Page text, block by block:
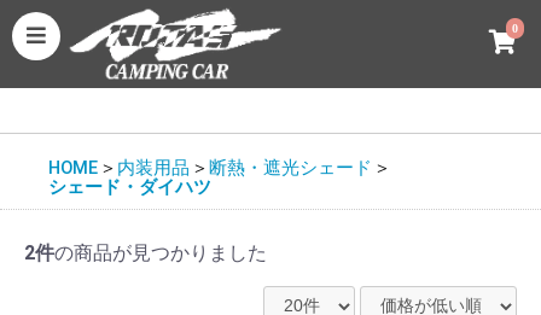
0
HOME ＞ 内装用品 ＞ 断熱・遮光シェード ＞
シェード・ダイハツ
2件の商品が見つかりました